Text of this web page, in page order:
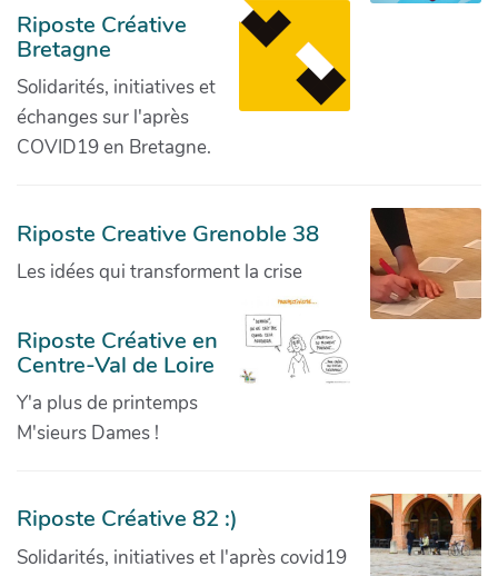
Riposte Créative
Bretagne
Solidarités, initiatives et
échanges sur l'après
COVID19 en Bretagne.
Riposte Creative Grenoble 38
Les idées qui transforment la crise
Riposte Créative en
Centre-Val de Loire
Y'a plus de printemps
M'sieurs Dames !
Riposte Créative 82 :)
Solidarités, initiatives et l'après covid19